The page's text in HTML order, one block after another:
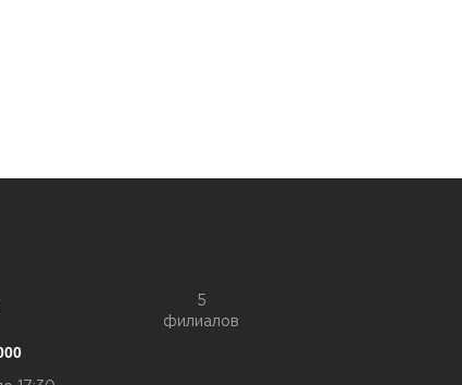
5
филиалов